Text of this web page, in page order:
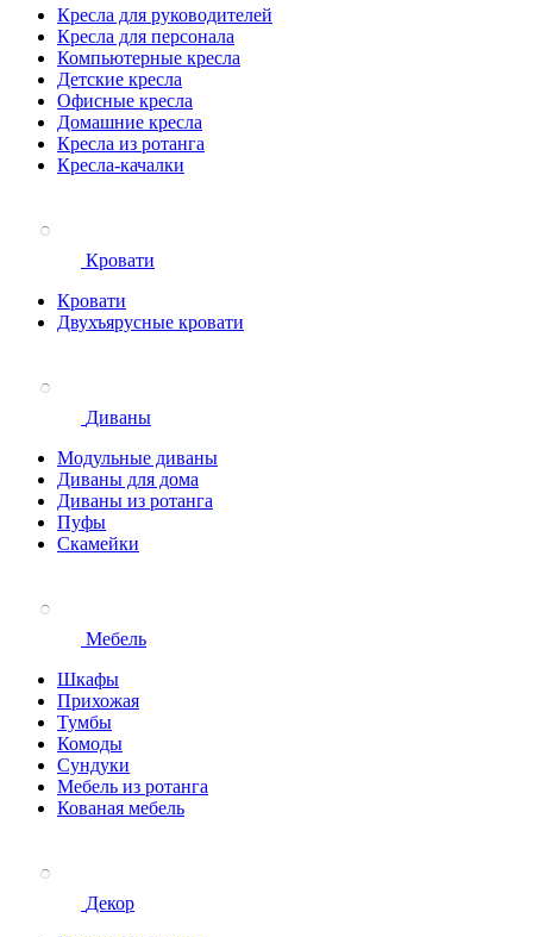
Кресла для руководителей
Кресла для персонала
Компьютерные кресла
Детские кресла
Офисные кресла
Домашние кресла
Кресла из ротанга
Кресла-качалки
Кровати
Кровати
Двухъярусные кровати
Диваны
Модульные диваны
Диваны для дома
Диваны из ротанга
Пуфы
Скамейки
Мебель
Шкафы
Прихожая
Тумбы
Комоды
Сундуки
Мебель из ротанга
Кованая мебель
Декор